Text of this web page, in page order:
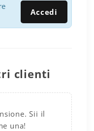
Accedi
clienti
Sii il
una!